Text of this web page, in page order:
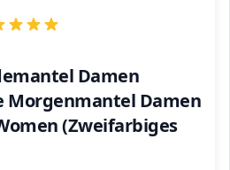
Damen
Morgenmantel Damen
(Zweifarbiges